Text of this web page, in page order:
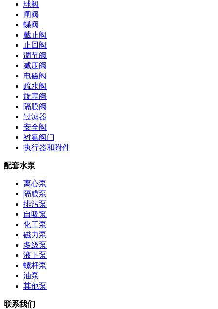
球阀
闸阀
蝶阀
截止阀
止回阀
调节阀
减压阀
电磁阀
疏水阀
旋塞阀
隔膜阀
过滤器
安全阀
衬氟阀门
执行器和附件
配套水泵
离心泵
隔膜泵
排污泵
自吸泵
化工泵
磁力泵
多级泵
液下泵
螺杆泵
油泵
其他泵
联系我们